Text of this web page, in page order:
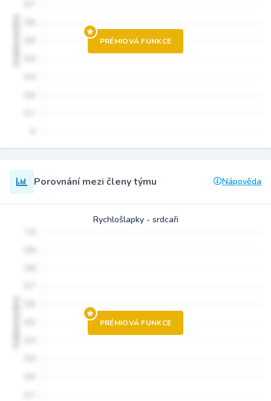
PRÉMIOVÁ FUNKCE
Porovnání mezi členy týmu Nápověda
Rychlošlapky - srdcaři
PRÉMIOVÁ FUNKCE